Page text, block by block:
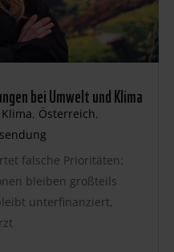
bei Umwelt und Klima
Klima, Österreich,
falsche Prioritäten:
bleiben großteils
unterfinanziert,